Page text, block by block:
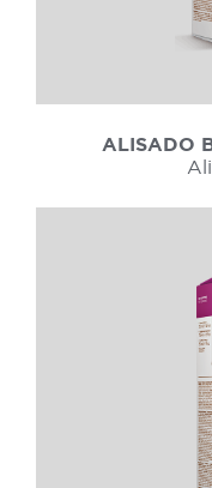
ALISADO